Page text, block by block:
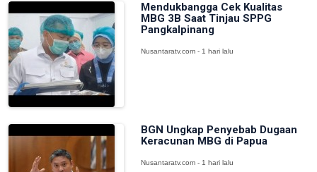
Mendukbangga Cek Kualitas
MBG 3B Saat Tinjau SPPG
Pangkalpinang
Nusantaratv.com - 1 hari lalu
BGN Ungkap Penyebab Dugaan
Keracunan MBG di Papua
Nusantaratv.com - 1 hari lalu